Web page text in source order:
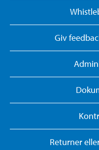
Giv
Returner